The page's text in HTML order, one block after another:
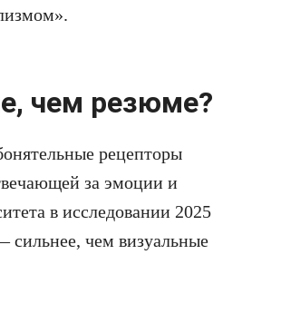
чем резюме?
рецепторы
за эмоции и
в исследовании 2025
сильнее, чем визуальные